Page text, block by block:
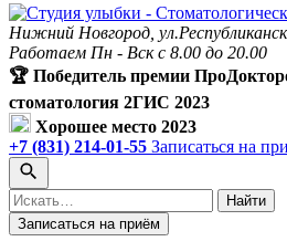
Нижний Новгород,
Работаем Пн - Вск с 8.00 до 20.00
🏆 Победитель премии
стоматология 2ГИС 2023
Хорошее место 2023
+7 (831) 214-01-55 Записаться на
Поиск
по
сайту
Найти
Записаться на приём